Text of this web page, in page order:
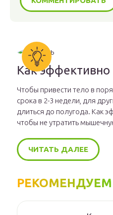
Как эффективно
Чтобы привести тело в
срока в 2-3 недели, для
длиться до полугода. Как
чтобы не утратить
ЧИТАТЬ ДАЛЕЕ
РЕКОМЕНДУЕМ